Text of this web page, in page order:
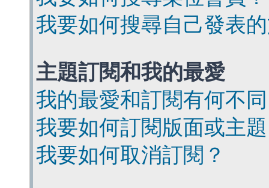
我要如何搜尋自己發表
主題訂閱和我的最愛
我的最愛和訂閱有何不
我要如何訂閱版面或主
我要如何取消訂閱？